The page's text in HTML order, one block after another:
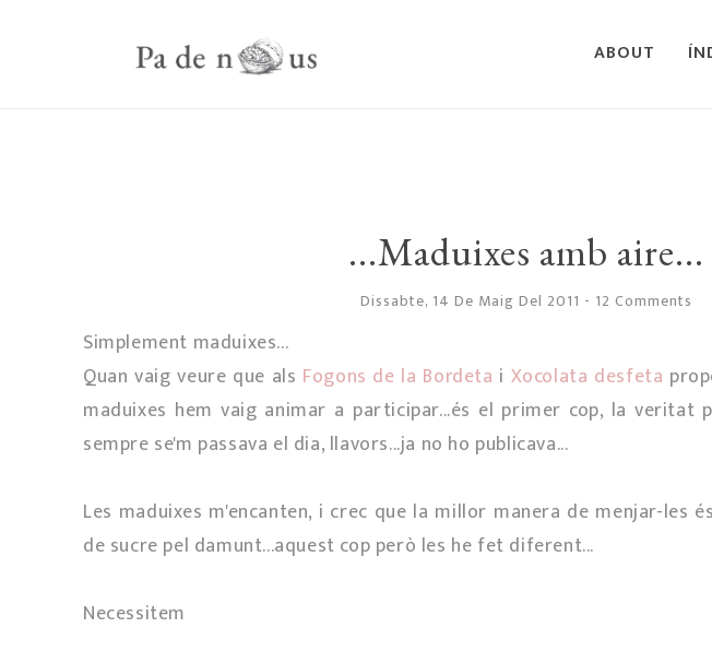
ABOUT
...Maduixes amb aire...
Dissabte, 14 De Maig Del 2011 - 12 Comments
Simplement maduixes...
Quan vaig veure que als Fogons de la Bordeta i Xocolata desfeta
maduixes hem vaig animar a participar...és el primer cop, la veritat
sempre se'm passava el dia, llavors...ja no ho publicava...
Les maduixes m'encanten, i crec que la millor manera de menjar-les
de sucre pel damunt...aquest cop però les he fet diferent...
Necessitem